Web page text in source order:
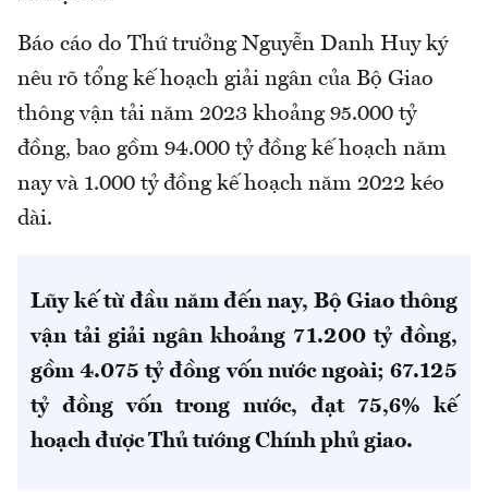
Báo cáo do Thứ trưởng Nguyễn Danh Huy ký
nêu rõ tổng kế hoạch giải ngân của Bộ Giao
thông vận tải năm 2023 khoảng 95.000 tỷ
đồng, bao gồm 94.000 tỷ đồng kế hoạch năm
nay và 1.000 tỷ đồng kế hoạch năm 2022 kéo
dài.
Lũy kế từ đầu năm đến nay, Bộ Giao thông
vận tải giải ngân khoảng 71.200 tỷ đồng,
gồm 4.075 tỷ đồng vốn nước ngoài; 67.125
tỷ đồng vốn trong nước, đạt 75,6% kế
hoạch được Thủ tướng Chính phủ giao.